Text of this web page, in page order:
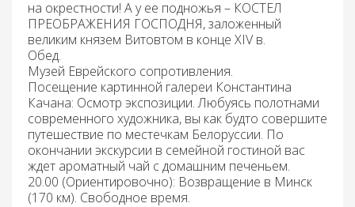
на окрестности! А у ее подножья – КОСТЕЛ
ПРЕОБРАЖЕНИЯ ГОСПОДНЯ, заложенный
великим князем Витовтом в конце ХIV в.
Обед.
Музей Еврейского сопротивления.
Посещение картинной галереи Константина
Качана: Осмотр экспозиции. Любуясь полотнами
современного художника, вы как будто совершите
путешествие по местечкам Белоруссии. По
окончании экскурсии в семейной гостиной вас
ждет ароматный чай с домашним печеньем.
20.00 (Ориентировочно): Возвращение в Минск
(170 км). Свободное время.